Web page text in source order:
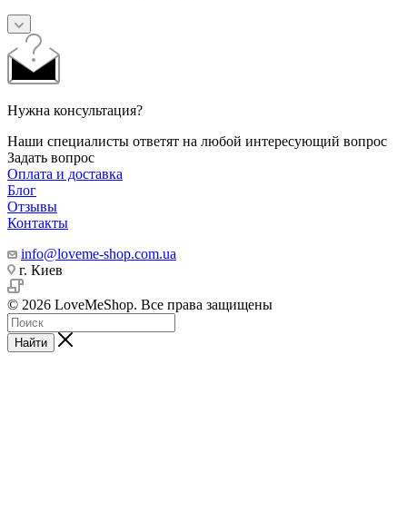
Нужна консультация?
Наши специалисты ответят на любой интересующий вопрос
Задать вопрос
Оплата и доставка
Блог
Отзывы
Контакты
info@loveme-shop.com.ua
г. Киев
© 2026 LoveMeShop. Все права защищены
Найти